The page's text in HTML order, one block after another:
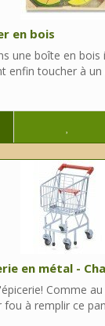
en bois
une boîte en bois
enfin toucher à un
en métal -
Comme
fou à remplir ce